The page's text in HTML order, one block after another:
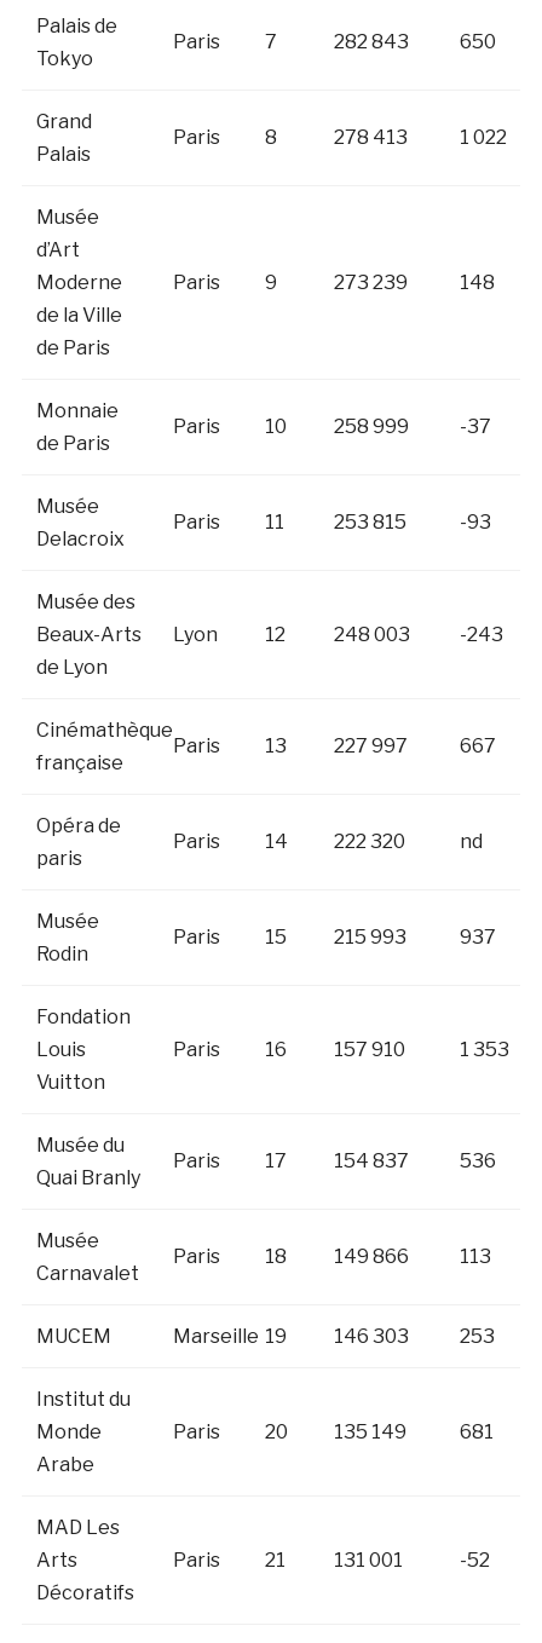
Palais de
Tokyo
Paris 7 282 843 650
Grand
Palais
Paris 8 278 413 1 022
Musée
d’Art
Moderne
de la Ville
de Paris
Paris 9 273 239 148
Monnaie
de Paris
Paris 10 258 999 -37
Musée
Delacroix
Paris 11 253 815 -93
Musée des
Beaux-Arts
de Lyon
Lyon 12 248 003 -243
Cinémathèque
française
Paris 13 227 997 667
Opéra de
paris
Paris 14 222 320 nd
Musée
Rodin
Paris 15 215 993 937
Fondation
Louis
Vuitton
Paris 16 157 910 1 353
Musée du
Quai Branly
Paris 17 154 837 536
Musée
Carnavalet
Paris 18 149 866 113
MUCEM Marseille 19 146 303 253
Institut du
Monde
Arabe
Paris 20 135 149 681
MAD Les
Arts
Décoratifs
Paris 21 131 001 -52